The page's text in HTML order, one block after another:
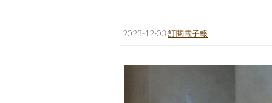
2023-12-03 訂閱電子報